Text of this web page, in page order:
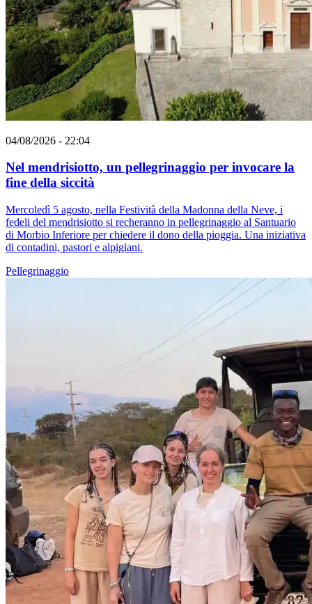
04/08/2026 - 22:04
Nel mendrisiotto, un pellegrinaggio per invocare la
fine della siccità
Mercoledì 5 agosto, nella Festività della Madonna della Neve, i
fedeli del mendrisiotto si recheranno in pellegrinaggio al Santuario
di Morbio Inferiore per chiedere il dono della pioggia. Una iniziativa
di contadini, pastori e alpigiani.
Pellegrinaggio